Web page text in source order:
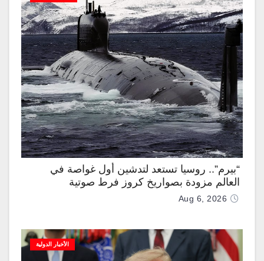
“بيرم”.. روسيا تستعد لتدشين أول غواصة في
العالم مزودة بصواريخ كروز فرط صوتية
Aug 6, 2026
الأخبار الدولية